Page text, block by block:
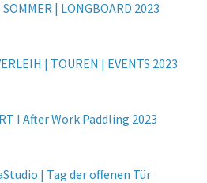
| LONGBOARD 2023
| TOUREN | EVENTS 2023
I After Work Paddling 2023
| Tag der offenen Tür